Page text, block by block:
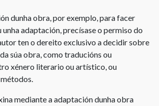
dunha obra, por exemplo, para facer
unha adaptación, precísase o permiso do
ten o dereito exclusivo a decidir sobre
súa obra, como traducións ou
xénero literario ou artístico, ou
mediante a adaptación dunha obra